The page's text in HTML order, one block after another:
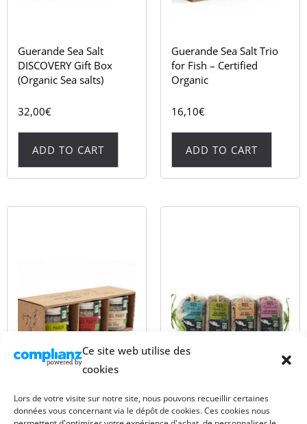
Ce site web utilise des
cookies
Lors de votre visite sur notre site, nous pouvons recueillir certaines
données vous concernant via le dépôt de cookies. Ces cookies nous
Guerande Sea Salt
DISCOVERY Gift Box
(Organic Sea salts)
32,00€
ADD TO CART
Guerande Sea Salt Trio
for Fish – Certified
Organic
16,10€
ADD TO CART
Guerande Sea Salt Trio
for Meat and poultry –
Quartet of Our Aromatic
Guerande Sea Salt